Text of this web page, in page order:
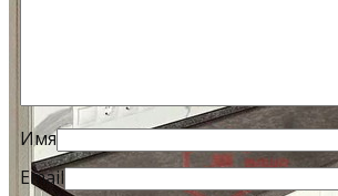
Имя
Email